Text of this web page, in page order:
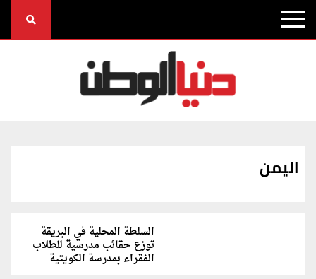
اليمن
السلطة المحلية في البريقة
توزع حقائب مدرسية للطلاب
الفقراء بمدرسة الكويتية